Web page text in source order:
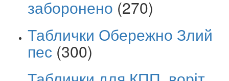
заборонено (270)
Таблички Обережно Злий
пес (300)